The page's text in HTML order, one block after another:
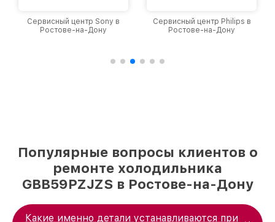
Сервисный центр Sony в
Ростове-на-Дону
Сервисный центр Philips в
Ростове-на-Дону
Популярные вопросы клиентов о
ремонте холодильника
GBB59PZJZS в Ростове-на-Дону
Какие именно детали устанавливаются при